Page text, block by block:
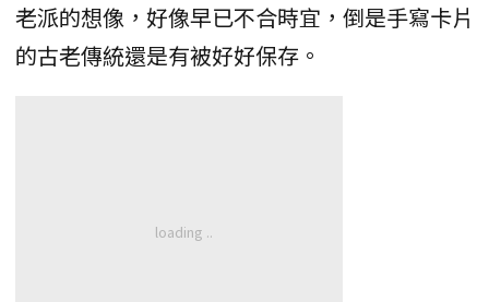
老派的想像，好像早已不合時宜，倒是手寫卡片
的古老傳統還是有被好好保存。